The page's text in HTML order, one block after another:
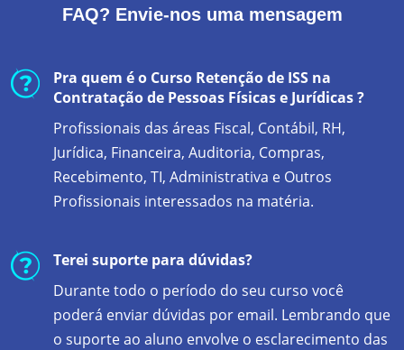
FAQ? Envie-nos uma mensagem
Pra quem é o Curso Retenção de ISS na
Contratação de Pessoas Físicas e Jurídicas ?
Profissionais das áreas Fiscal, Contábil, RH,
Jurídica, Financeira, Auditoria, Compras,
Recebimento, TI, Administrativa e Outros
Profissionais interessados na matéria.
Terei suporte para dúvidas?
Durante todo o período do seu curso você
poderá enviar dúvidas por email. Lembrando que
o suporte ao aluno envolve o esclarecimento das